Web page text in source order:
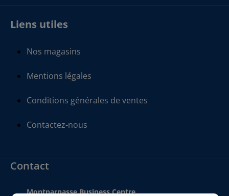
Liens utiles
Nos magasins
Mentions légales
Conditions générales de ventes
Contactez-nous
Contact
Montparnasse Business Centre